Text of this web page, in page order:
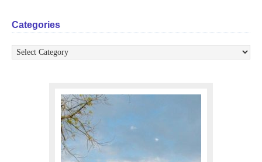
Categories
Categories